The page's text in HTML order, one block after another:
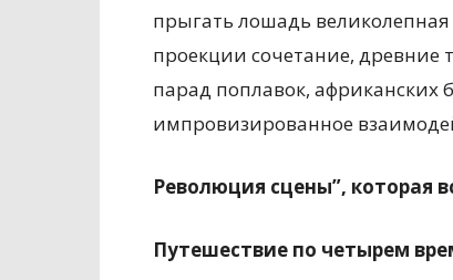
прыгать лошадь
проекции сочетание, древние
парад поплавок, африканских
импровизированное
Революция сцены”, которая
Путешествие по четырем